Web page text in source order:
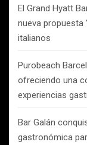
El Grand Hyatt
nueva propuesta
italianos
Purobeach
ofreciendo una
experiencias
Bar Galán
gastronómica